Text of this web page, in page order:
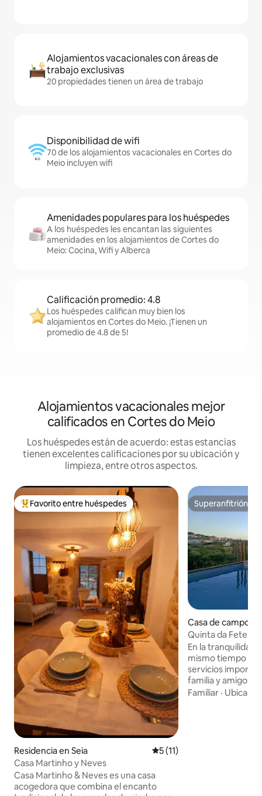
Alojamientos vacacionales con áreas de
trabajo exclusivas
20 propiedades tienen un área de trabajo
Disponibilidad de wifi
70 de los alojamientos vacacionales en Cortes do
Meio incluyen wifi
Amenidades populares para los huéspedes
A los huéspedes les encantan las siguientes
amenidades en los alojamientos de Cortes do
Meio: Cocina, Wifi y Alberca
Calificación promedio: 4.8
Los huéspedes califican muy bien los
alojamientos en Cortes do Meio. ¡Tienen un
promedio de 4.8 de 5!
Alojamientos vacacionales mejor
calificados en Cortes do Meio
Los huéspedes están de acuerdo: estas estancias
tienen excelentes calificaciones por su ubicación y
limpieza, entre otros aspectos.
De los mejores en Favorito entre huéspedes
Favorito entre huéspedes
Residencia en Seia Calificación promedio: 5 de
5 (11)
Casa Martinho y Neves
Casa Martinho & Neves es una casa
acogedora que combina el encanto
Superanfitrión
Superanfitrión
Casa de campo
do
Quinta da
Salud
En la tranquilidad
mismo tiempo
servicios
familia y amigos
con mucho
Familiar ·